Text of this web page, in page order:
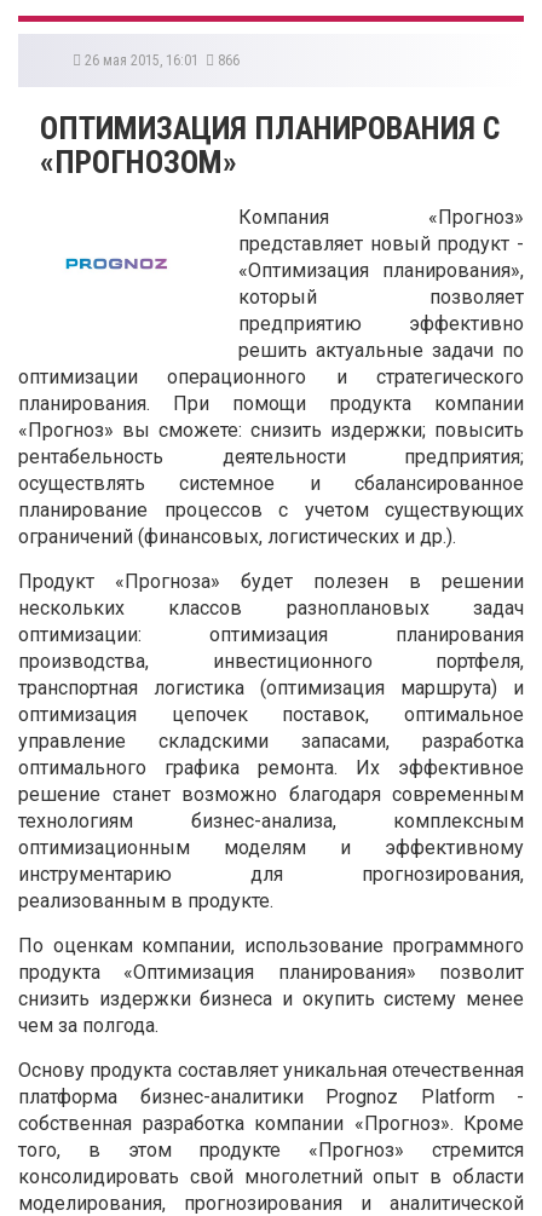
26 мая 2015, 16:01 866
ОПТИМИЗАЦИЯ ПЛАНИРОВАНИЯ С
«ПРОГНОЗОМ»
Компания «Прогноз»
представляет новый продукт -
«Оптимизация планирования»,
который позволяет
предприятию эффективно
решить актуальные задачи по
оптимизации операционного и стратегического
планирования. При помощи продукта компании
«Прогноз» вы сможете: снизить издержки; повысить
рентабельность деятельности предприятия;
осуществлять системное и сбалансированное
планирование процессов с учетом существующих
ограничений (финансовых, логистических и др.).
Продукт «Прогноза» будет полезен в решении
нескольких классов разноплановых задач
оптимизации: оптимизация планирования
производства, инвестиционного портфеля,
транспортная логистика (оптимизация маршрута) и
оптимизация цепочек поставок, оптимальное
управление складскими запасами, разработка
оптимального графика ремонта. Их эффективное
решение станет возможно благодаря современным
технологиям бизнес-анализа, комплексным
оптимизационным моделям и эффективному
инструментарию для прогнозирования,
реализованным в продукте.
По оценкам компании, использование программного
продукта «Оптимизация планирования» позволит
снизить издержки бизнеса и окупить систему менее
чем за полгода.
Основу продукта составляет уникальная отечественная
платформа бизнес-аналитики Prognoz Platform -
собственная разработка компании «Прогноз». Кроме
того, в этом продукте «Прогноз» стремится
консолидировать свой многолетний опыт в области
моделирования, прогнозирования и аналитической